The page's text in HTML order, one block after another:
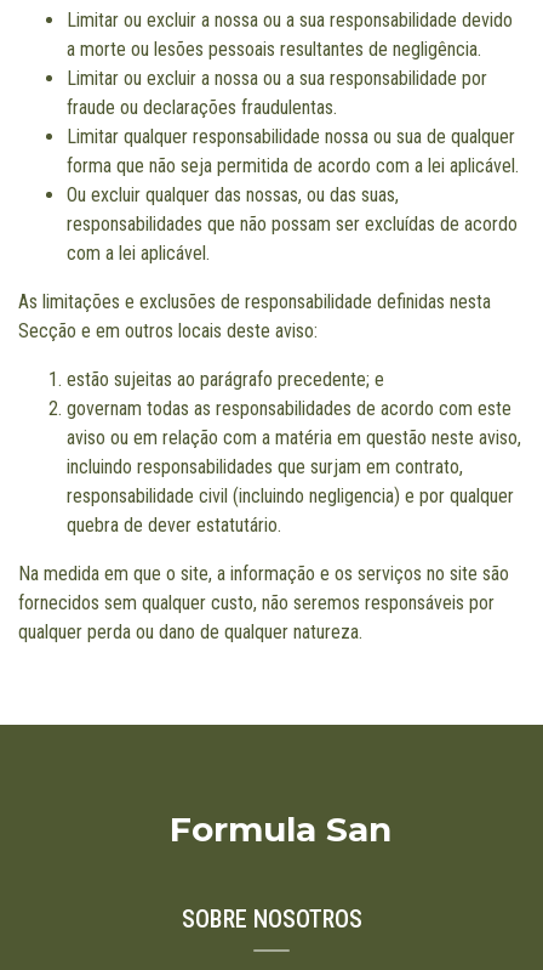
Limitar ou excluir a nossa ou a sua responsabilidade devido
a morte ou lesões pessoais resultantes de negligência.
Limitar ou excluir a nossa ou a sua responsabilidade por
fraude ou declarações fraudulentas.
Limitar qualquer responsabilidade nossa ou sua de qualquer
forma que não seja permitida de acordo com a lei aplicável.
Ou excluir qualquer das nossas, ou das suas,
responsabilidades que não possam ser excluídas de acordo
com a lei aplicável.
As limitações e exclusões de responsabilidade definidas nesta
Secção e em outros locais deste aviso:
estão sujeitas ao parágrafo precedente; e
governam todas as responsabilidades de acordo com este
aviso ou em relação com a matéria em questão neste aviso,
incluindo responsabilidades que surjam em contrato,
responsabilidade civil (incluindo negligencia) e por qualquer
quebra de dever estatutário.
Na medida em que o site, a informação e os serviços no site são
fornecidos sem qualquer custo, não seremos responsáveis por
qualquer perda ou dano de qualquer natureza.
Formula San
SOBRE NOSOTROS